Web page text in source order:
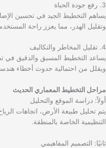
3. رفع جودة الحياة
يساهم التخطيط الجيد في تحسين
وتقليل الهدر، مما يعزز راحة
4. تقليل المخاطر والتكاليف
يساعد التخطيط المسبق والدقيق في
ويقلل من احتمالية حدوث أخطاء
مراحل التخطيط المعماري الحديث
أولاً: دراسة الموقع والتحليل
يتم تحليل طبيعة الأرض، اتجاهات
التنظيمية الخاصة بالمنطقة.
ثانيًا: التصميم المفاهيمي